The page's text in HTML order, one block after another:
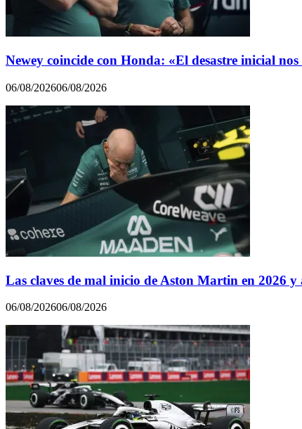
Newey coincide con Honda: «El desastre inicial
06/08/202606/08/2026
Las claves de mal inicio de Aston Martin en 2026 y
06/08/202606/08/2026